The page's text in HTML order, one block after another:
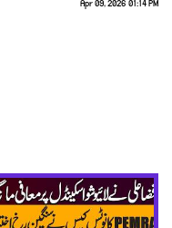
Apr 09, 2026 01:14 PM